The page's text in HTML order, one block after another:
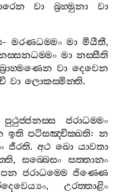
වා බ්‍රහ‍්මුනා
වා
- මරණධම‍්මං මා මීයීතී,
මා නස‍්සීති
බ්‍රාහ‍්මණෙන වා දෙවෙන
වා ලොකස‍්මින‍්ති.
පුථුජ‍්ජනස‍්ස
ජරාධම‍්මං
ඉති පටිසඤ‍්චික‍්ඛති:න
ජීරති. අථ ඛො යාවතා
,සබ‍්බෙසං සත‍්තානං
පන ජරාධම‍්මෙ ජිණ‍්ණෙ
,උරත‍්තාළිං